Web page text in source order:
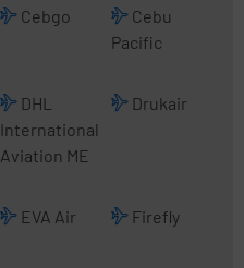
Cebgo
Cebu
Pacific
DHL
International
Aviation ME
Drukair
EVA Air Firefly